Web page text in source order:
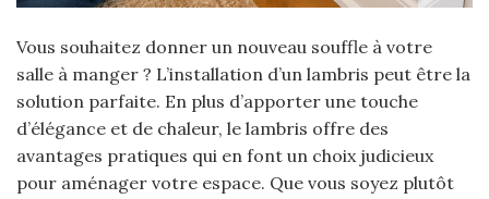
Vous souhaitez donner un nouveau souffle à votre
salle à manger ? L’installation d’un lambris peut être la
solution parfaite. En plus d’apporter une touche
d’élégance et de chaleur, le lambris offre des
avantages pratiques qui en font un choix judicieux
pour aménager votre espace. Que vous soyez plutôt